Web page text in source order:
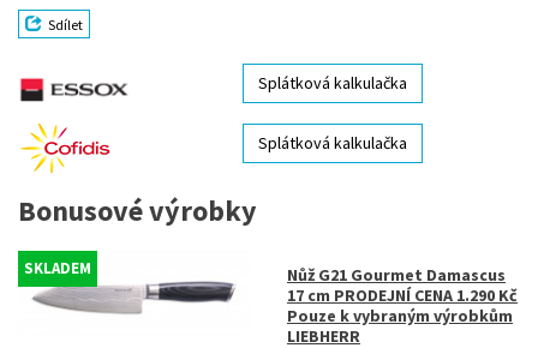
Sdílet
Splátková kalkulačka
Splátková kalkulačka
Bonusové výrobky
SKLADEM
Nůž G21 Gourmet Damascus
17 cm PRODEJNÍ CENA 1.290 Kč
Pouze k vybraným výrobkům
LIEBHERR